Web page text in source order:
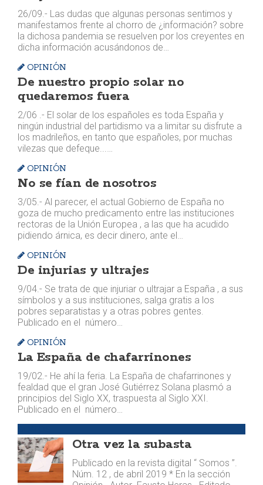
26/09.- Las dudas que algunas personas sentimos y
manifestamos frente al chorro de ¿información? sobre
la dichosa pandemia se resuelven por los creyentes en
dicha información acusándonos de…
OPINIÓN
De nuestro propio solar no
quedaremos fuera
2/06 .- El solar de los españoles es toda España y
ningún industrial del partidismo va a limitar su disfrute a
los madrileños, en tanto que españoles, por muchas
vilezas que defeque...…
OPINIÓN
No se fían de nosotros
3/05.- Al parecer, el actual Gobierno de España no
goza de mucho predicamento entre las instituciones
rectoras de la Unión Europea , a las que ha acudido
pidiendo árnica, es decir dinero, ante el…
OPINIÓN
De injurias y ultrajes
9/04.- Se trata de que injuriar o ultrajar a España , a sus
símbolos y a sus instituciones, salga gratis a los
pobres separatistas y a otras pobres gentes.
Publicado en el número…
OPINIÓN
La España de chafarrinones
19/02.- He ahí la feria. La España de chafarrinones y
fealdad que el gran José Gutiérrez Solana plasmó a
principios del Siglo XX, traspuesta al Siglo XXI.
Publicado en el número…
Otra vez la subasta
Publicado en la revista digital “ Somos ”.
Núm. 12 , de abril 2019 * En la sección